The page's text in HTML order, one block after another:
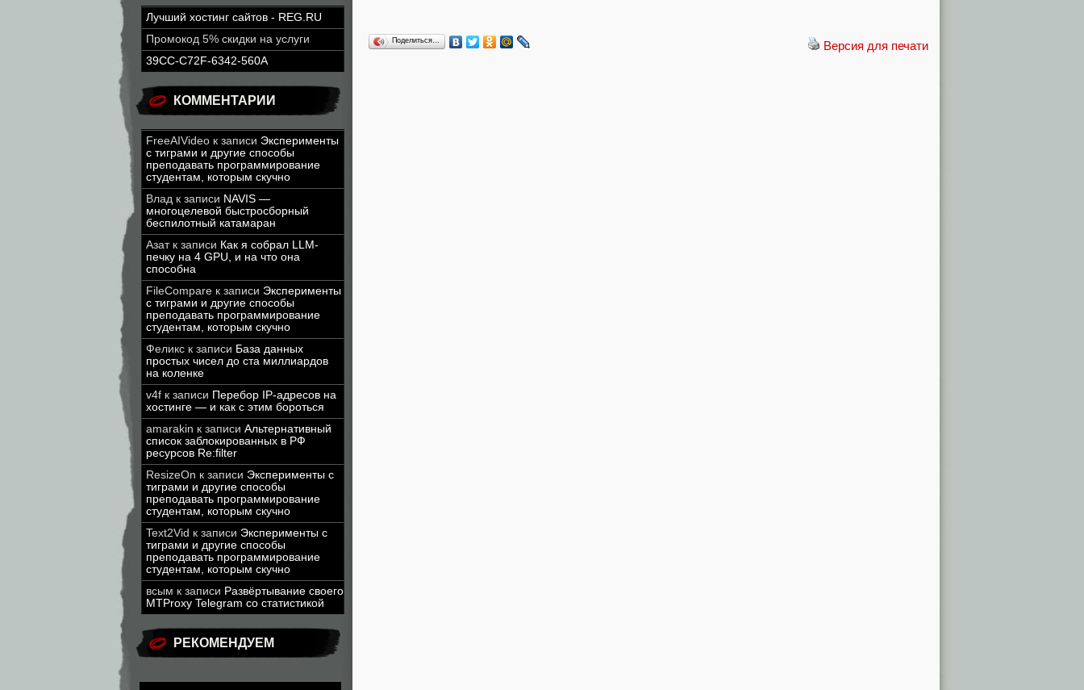
Лучший хостинг сайтов - REG.RU
Промокод 5% скидки на услуги
39CC-C72F-6342-560A
КОММЕНТАРИИ
FreeAIVideo к записи Эксперименты
с тиграми и другие способы
преподавать программирование
студентам, которым скучно
Влад к записи NAVIS —
многоцелевой быстросборный
беспилотный катамаран
Азатк записи Как я собрал LLM-
печку на 4 GPU, и на что она
способна
FileCompare к записи Эксперименты
с тиграми и другие способы
преподавать программирование
студентам, которым скучно
Феликс к записи База данных
простых чисел до ста миллиардов
на коленке
v4f к записи Перебор IP-адресов на
хостинге — и как с этим бороться
amarakin к записи Альтернативный
список заблокированных в РФ
ресурсов Re:filter
ResizeOn к записи Эксперименты с
тиграми и другие способы
преподавать программирование
студентам, которым скучно
Text2Vid к записи Эксперименты с
тиграми и другие способы
преподавать программирование
студентам, которым скучно
всым к записи Развёртывание своего
MTProxy Telegram со статистикой
РЕКОМЕНДУЕМ
Версия для печати
Поделиться…